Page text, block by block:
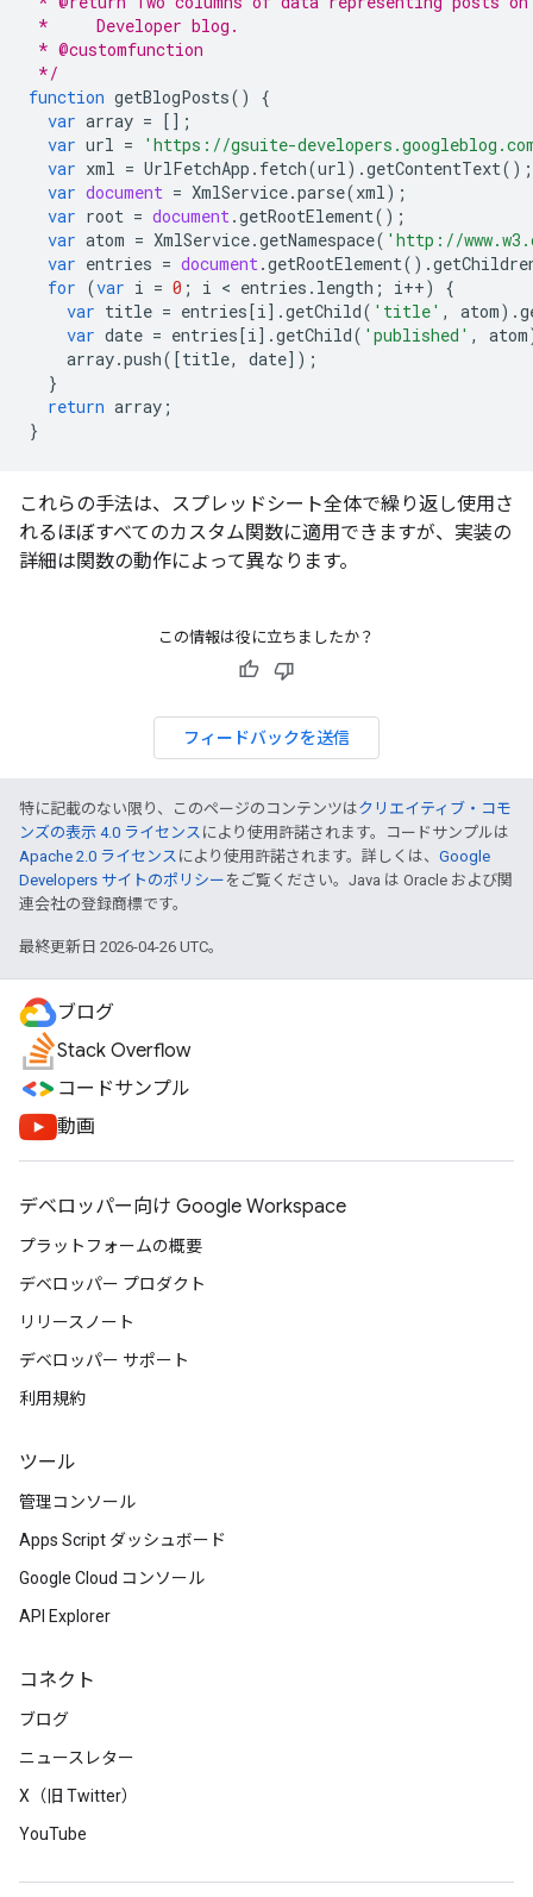
*     Developer blog.
* @customfunction
*/
function getBlogPosts()
{
var array =
[];
var url =
'https://gsuite-
var xml = UrlFetchApp . fetch(url).getContentText();
var document = XmlService.parse(xml);
var root = document.getRootElement();
var atom = XmlService.getNamespace( 'http://
var entries = document.getRootElement().
for (var i = 0 ; i < entries . length ; i++)
{
var title = entries [i].getChild( 'title' , atom).
var date = entries [i].getChild( 'published' , atom
array.push([title, date]);
}
return array ;
}
これらの手法は、スプレッドシート全体で繰り返し使用さ
れるほぼすべてのカスタム関数に適用できますが、実装の
詳細は関数の動作によって異なります。
この情報は役に立ちましたか？
フィードバックを送信
特に記載のない限り、このページのコンテンツはクリエイティブ・コモ
ンズの表示 4.0 ライセンス により使用許諾されます。コードサンプルは
Apache 2.0 ライセンス により使用許諾されます。詳しくは、 Google
Developers サイトのポリシー をご覧ください。Java は Oracle および関
連会社の登録商標です。
最終更新日 2026-04-26 UTC。
ブログ
Stack Overflow
コードサンプル
動画
デベロッパー向け Google Workspace
プラットフォームの概要
デベロッパー プロダクト
リリースノート
デベロッパー サポート
利用規約
ツール
管理コンソール
Apps Script ダッシュボード
Google Cloud コンソール
API Explorer
コネクト
ブログ
ニュースレター
X（旧 Twitter）
YouTube